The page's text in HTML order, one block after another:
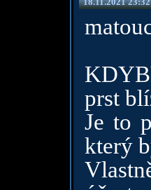
prst
Je to
který